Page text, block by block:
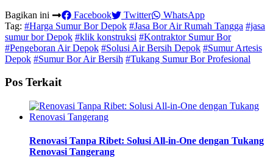
Bagikan ini
Facebook Twitter
WhatsApp
Tag: #Harga Sumur Bor Depok #Jasa Bor Air Rumah Tangga #jasa
sumur bor Depok #klik konstruksi #Kontraktor Sumur Bor
#Pengeboran Air Depok #Solusi Air Bersih Depok #Sumur Artesis
Depok #Sumur Bor Air Bersih #Tukang Sumur Bor Profesional
Pos Terkait
Renovasi Tanpa Ribet: Solusi All-in-One dengan Tukang
Renovasi Tangerang